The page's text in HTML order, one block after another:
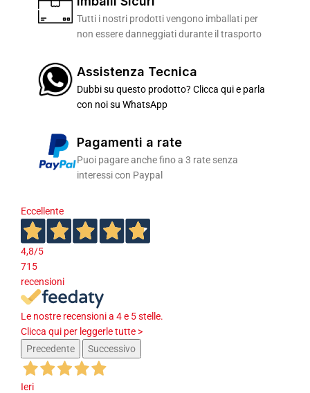
Tutti i nostri prodotti vengono imballati per
non essere danneggiati durante il trasporto
Assistenza Tecnica
Dubbi su questo prodotto? Clicca qui e parla
con noi su WhatsApp
Pagamenti a rate
Puoi pagare anche fino a 3 rate senza
interessi con Paypal
Eccellente
4,8/5
715
recensioni
Le nostre recensioni a 4 e 5 stelle.
Clicca qui per leggerle tutte >
Precedente
Successivo
Ieri